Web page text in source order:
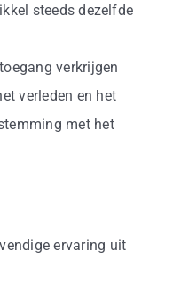
steeds dezelfde
verkrijgen
verleden en het
met het
ervaring uit